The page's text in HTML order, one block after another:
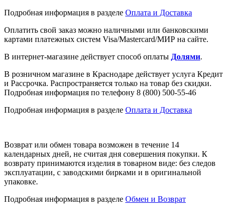
Подробная информация в разделе Оплата и Доставка
Оплатить свой заказ можно наличными или банковскими
картами платежных систем Visa/Mastercard/МИР на сайте.
В интернет-магазине действует способ оплаты Долями.
В розничном магазине в Краснодаре действует услуга Кредит
и Рассрочка. Распространяется только на товар без скидки.
Подробная информация по телефону 8 (800) 500-55-46
Подробная информация в разделе Оплата и Доставка
Возврат или обмен товара возможен в течение 14
календарных дней, не считая дня совершения покупки. К
возврату принимаются изделия в товарном виде: без следов
эксплуатации, с заводскими бирками и в оригинальной
упаковке.
Подробная информация в разделе Обмен и Возврат